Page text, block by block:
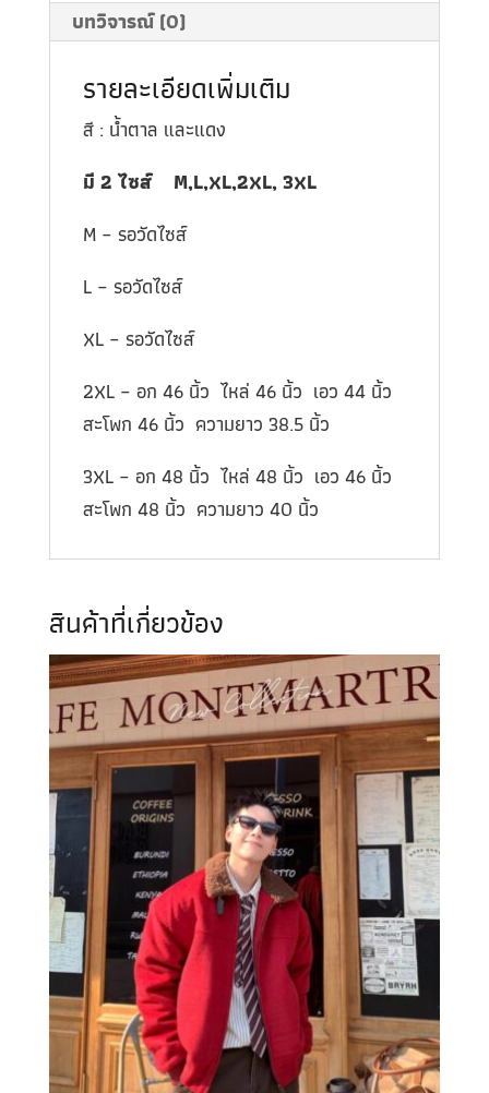
บทวิจารณ์ (0)
รายละเอียดเพิ่มเติม
สี : น้ำตาล และแดง
มี 2ไซส์
M,L,XL,2XL, 3XL
M – รอวัดไซส์
L – รอวัดไซส์
XL – รอวัดไซส์
2XL – อก 46 นิ้ว ไหล่ 46 นิ้ว เอว 44 นิ้ว
สะโพก 46 นิ้ว ความยาว 38.5 นิ้ว
3XL – อก 48 นิ้ว ไหล่ 48 นิ้ว เอว 46 นิ้ว
สะโพก 48 นิ้ว ความยาว 40 นิ้ว
สินค้าที่เกี่ยวข้อง